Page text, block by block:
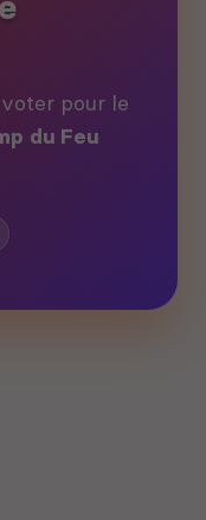
pour le
du Feu